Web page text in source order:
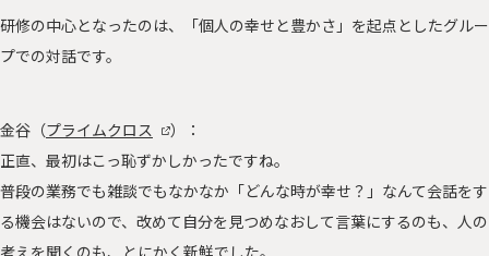
研修の中心となったのは、「個人の幸せと豊かさ」を起点としたグルー
プでの対話です。
金谷（プライムクロス
）：
正直、最初はこっ恥ずかしかったですね。
普段の業務でも雑談でもなかなか「どんな時が幸せ？」なんて会話をす
る機会はないので、改めて自分を見つめなおして言葉にするのも、人の